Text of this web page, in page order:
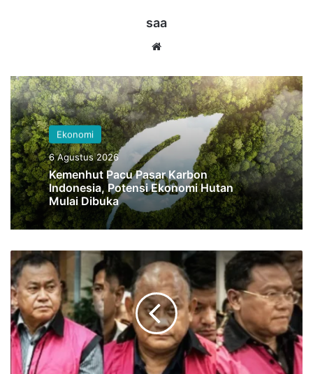
saa
Ekonomi
6 Agustus 2026
Kemenhut Pacu Pasar Karbon
Indonesia, Potensi Ekonomi Hutan
Mulai Dibuka
Selain
Markup
Pengadaan
Barang,
Kejagung
Selidiki
Dugaan
Pengaturan